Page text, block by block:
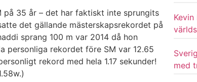
på 35 år – det har faktiskt inte sprungits
det gällande mästerskapsrekordet på
sprang 100 m var 2014 då hon
personliga rekordet före SM var 12.65
rekord med hela 1.17 sekunder!
med